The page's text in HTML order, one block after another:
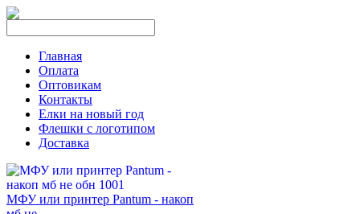
Главная
Оплата
Оптовикам
Контакты
Елки на новый год
Флешки с логотипом
Доставка
МФУ или принтер Pantum - накоп